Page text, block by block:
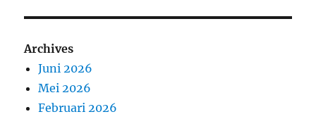
Archives
Juni 2026
Mei 2026
Februari 2026